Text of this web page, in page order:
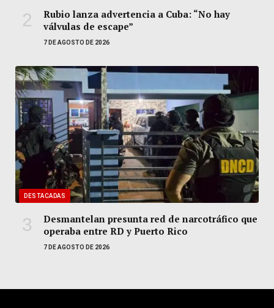
Rubio lanza advertencia a Cuba: “No hay
válvulas de escape”
7 DE AGOSTO DE 2026
DESTACADAS
Desmantelan presunta red de narcotráfico que
operaba entre RD y Puerto Rico
7 DE AGOSTO DE 2026